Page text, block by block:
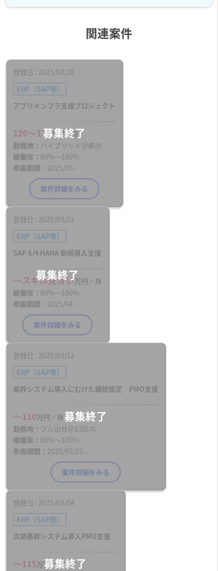
関連案件
登録日 2025/03/28
ERP（SAP等）
アプリインフラ支援プロジェクト
120〜175万円／月
勤務地
ハイブリッド＠都内
稼働率
80%〜100%
参画期間
2025/05 -
案件詳細をみる
登録日 2025/03/21
ERP（SAP等）
SAP S/4 HANA 新規導入支援
〜スキル見合い万円／月
稼働率
80%〜100%
参画期間
2025/04 -
案件詳細をみる
登録日 2025/03/12
ERP（SAP等）
基幹システム導入にむけた構想策定 PMO支援
〜110万円／月
勤務地
フル出社＠23区内
稼働率
80%〜100%
参画期間
2025/03/21-
案件詳細をみる
登録日 2025/03/04
ERP（SAP等）
次期基幹システム導入PMO支援
〜115万円／月